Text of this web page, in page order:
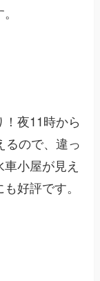
夜11時から
るので、違っ
小屋が見え
好評です。